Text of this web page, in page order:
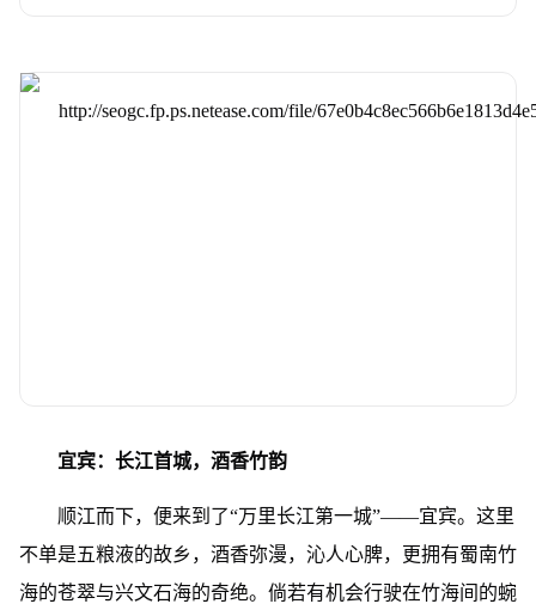
宜宾：长江首城，酒香竹韵
顺江而下，便来到了“万里长江第一城”——宜宾。这里
不单是五粮液的故乡，酒香弥漫，沁人心脾，更拥有蜀南竹
海的苍翠与兴文石海的奇绝。倘若有机会行驶在竹海间的蜿